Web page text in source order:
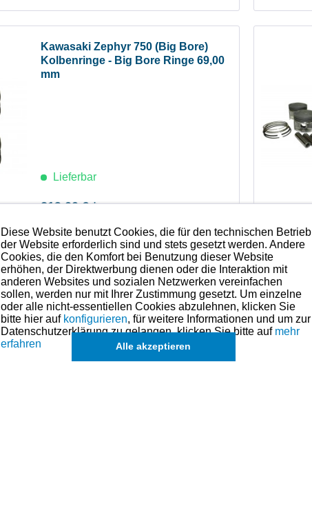
Kawasaki Zephyr 750 (Big Bore)
Kolbenringe - Big Bore Ringe 69,00
mm
Lieferbar
219,00 € *
Kawasaki Zephyr 750 Kolben-Kit -
Übermaß +0.50
Diese Website benutzt Cookies, die für den technischen Betrieb
der Website erforderlich sind und stets gesetzt werden. Andere
Cookies, die den Komfort bei Benutzung dieser Website
erhöhen, der Direktwerbung dienen oder die Interaktion mit
anderen Websites und sozialen Netzwerken vereinfachen
sollen, werden nur mit Ihrer Zustimmung gesetzt. Um einzelne
oder alle nicht-essentiellen Cookies abzulehnen, klicken Sie
bitte hier auf konfigurieren, für weitere Informationen und um zur
Datenschutzerklärung zu gelangen, klicken Sie bitte auf mehr
erfahren
Alle akzeptieren